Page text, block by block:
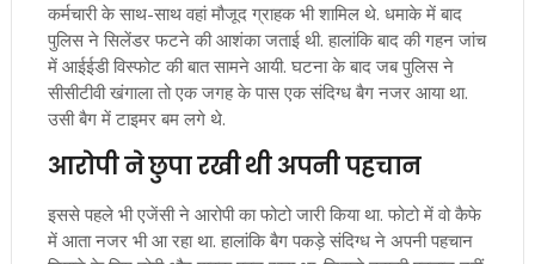
कर्मचारी के साथ-साथ वहां मौजूद ग्राहक भी शामिल थे. धमाके में बाद
पुलिस ने सिलेंडर फटने की आशंका जताई थी. हालांकि बाद की गहन जांच
में आईईडी विस्फोट की बात सामने आयी. घटना के बाद जब पुलिस ने
सीसीटीवी खंगाला तो एक जगह के पास एक संदिग्ध बैग नजर आया था.
उसी बैग में टाइमर बम लगे थे.
आरोपी ने छुपा रखी थी अपनी पहचान
इससे पहले भी एजेंसी ने आरोपी का फोटो जारी किया था. फोटो में वो कैफे
में आता नजर भी आ रहा था. हालांकि बैग पकड़े संदिग्ध ने अपनी पहचान